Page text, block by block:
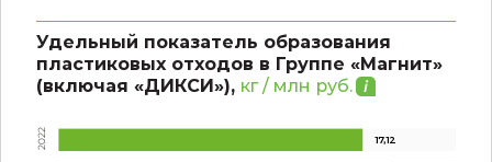
Удельный показатель образования
пластиковых отходов в Группе «Магнит»
(включая «ДИКСИ»), кг / млн руб.
2
0
2
2
17,12